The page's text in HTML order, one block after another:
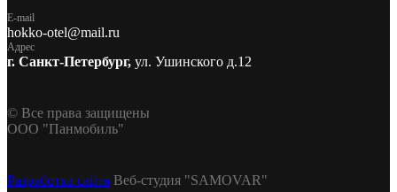
E-mail
hokko-otel@mail.ru
Адрес
г. Санкт-Петербург, ул. Ушинского д.12
© Все права защищены
ООО "Панмобиль"
Разработка сайта Веб-студия "SAMOVAR"